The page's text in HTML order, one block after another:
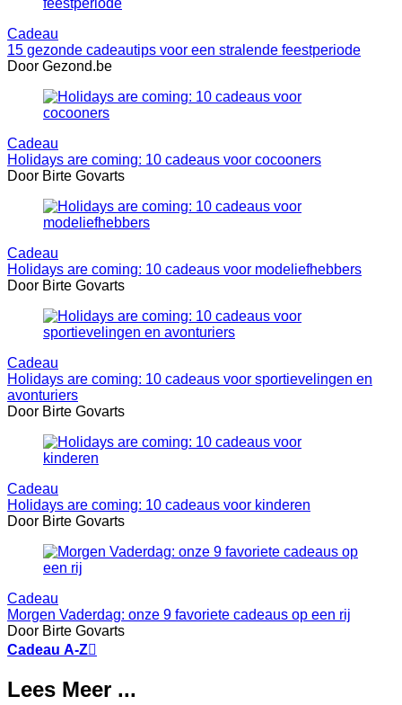
Cadeau
15 gezonde cadeautips voor een stralende feestperiode
Door Gezond.be
Cadeau
Holidays are coming: 10 cadeaus voor cocooners
Door Birte Govarts
Cadeau
Holidays are coming: 10 cadeaus voor modeliefhebbers
Door Birte Govarts
Cadeau
Holidays are coming: 10 cadeaus voor sportievelingen en
avonturiers
Door Birte Govarts
Cadeau
Holidays are coming: 10 cadeaus voor kinderen
Door Birte Govarts
Cadeau
Morgen Vaderdag: onze 9 favoriete cadeaus op een rij
Door Birte Govarts
Cadeau A-Z
Lees Meer ...